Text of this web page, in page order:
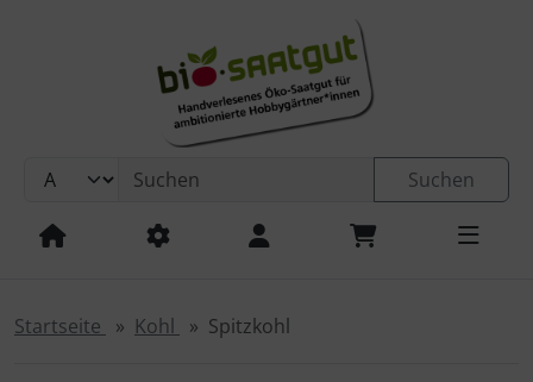
Springe zum Inhalt
Springe zum Login-Button
Springe zum Button für Einstellungen
Suchen
Startseite Kohl Spitzkohl